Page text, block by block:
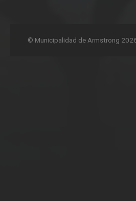
© Municipalidad de Armstrong